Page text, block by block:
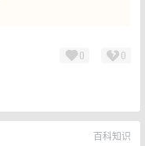
0 0
百科知识